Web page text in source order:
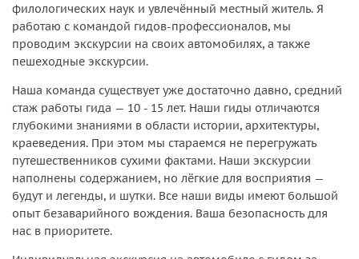
филологических наук и увлечённый местный житель. Я
работаю с командой гидов-профессионалов, мы
проводим экскурсии на своих автомобилях, а также
пешеходные экскурсии.
Наша команда существует уже достаточно давно, средний
стаж работы гида — 10 - 15 лет. Наши гиды отличаются
глубокими знаниями в области истории, архитектуры,
краеведения. При этом мы стараемся не перегружать
путешественников сухими фактами. Наши экскурсии
наполнены содержанием, но лёгкие для восприятия —
будут и легенды, и шутки. Все наши виды имеют большой
опыт безаварийного вождения. Ваша безопасность для
нас в приоритете.